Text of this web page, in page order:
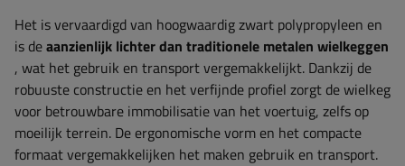
Het is vervaardigd van hoogwaardig zwart polypropyleen en
is deaanzienlijk lichter dan traditionele metalen wielkeggen
, wat het gebruik en transport vergemakkelijkt. Dankzij de
robuuste constructie en het verfijnde profiel zorgt de wielkeg
voor betrouwbare immobilisatie van het voertuig, zelfs op
moeilijk terrein. De ergonomische vorm en het compacte
formaat vergemakkelijken het maken gebruik en transport.